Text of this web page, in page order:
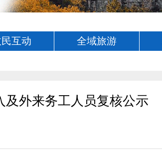
互动 全域旅游
及外来务工人员复核公示